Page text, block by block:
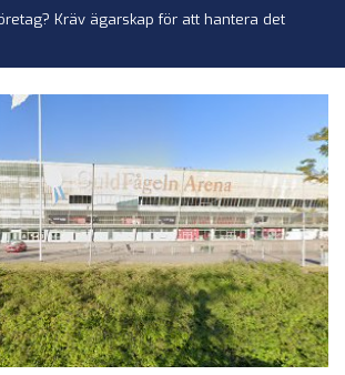
Kräv ägarskap för att hantera det